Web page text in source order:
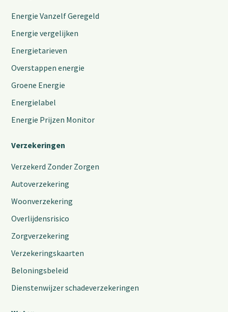
Energie Vanzelf Geregeld
Energie vergelijken
Energietarieven
Overstappen energie
Groene Energie
Energielabel
Energie Prijzen Monitor
Verzekeringen
Verzekerd Zonder Zorgen
Autoverzekering
Woonverzekering
Overlijdensrisico
Zorgverzekering
Verzekeringskaarten
Beloningsbeleid
Dienstenwijzer schadeverzekeringen